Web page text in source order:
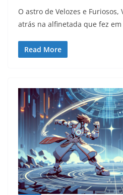
O astro de Velozes e
atrás na alfinetada que fez em
Read More